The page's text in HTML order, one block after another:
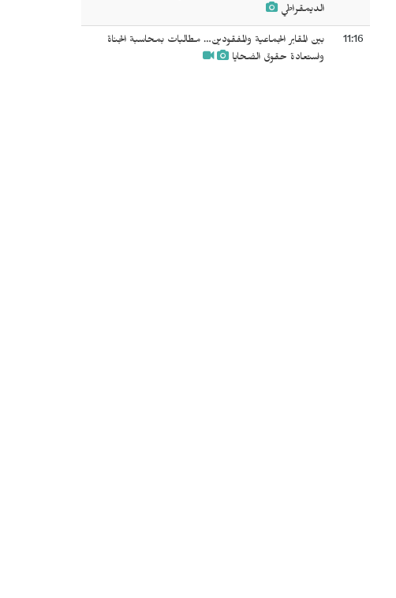
الديمقراطي
11:16
بين المقابر الجماعية والمفقودين… مطالبات بمحاسبة الجناة
واستعادة حقوق الضحايا